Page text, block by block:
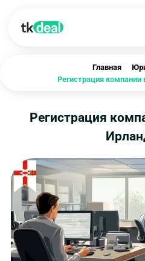
Главная
Регистрация компании
Регистрация